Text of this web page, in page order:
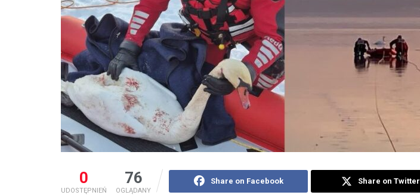
0
UDOSTĘPNIEŃ
76
OGLĄDANY
Share on Facebook Share on Twitter